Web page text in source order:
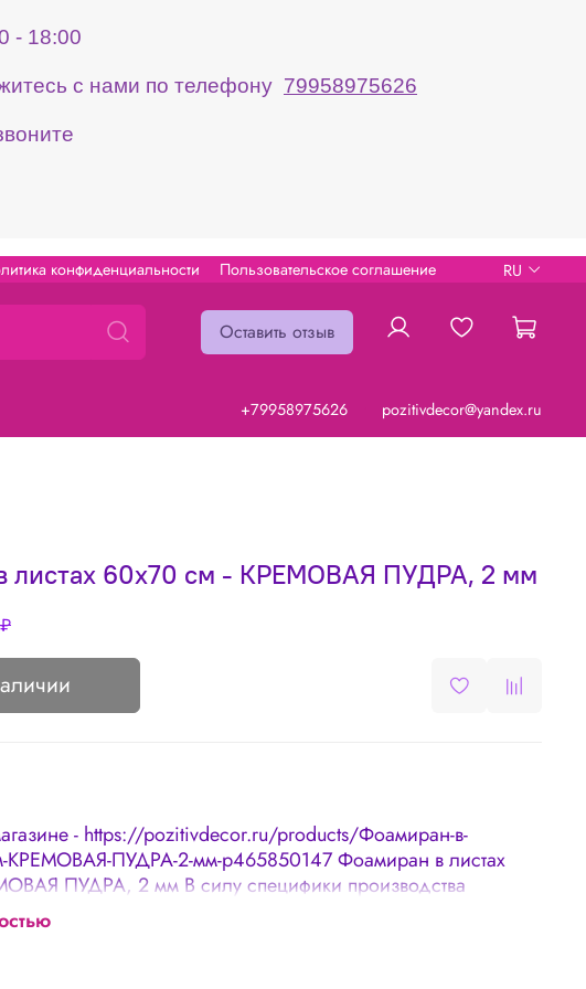
- 18:00
с нами по телефону 79958975626
конфиденциальности Пользовательское соглашение RU
Оставить отзыв
+79958975626 pozitivdecor@yandex.ru
листах 60х70 см - КРЕМОВАЯ ПУДРА, 2 мм
- https://pozitivdecor.ru/products/Фоамиран-в-
КРЕМОВАЯ-ПУДРА-2-мм-p465850147 Фоамиран в листах
ПУДРА, 2 мм В силу специфики производства
допустимым: 🌸 Наличие неровных краев 🌸
0,1-0,3 мм 🌸Оттенки в разных партиях могут